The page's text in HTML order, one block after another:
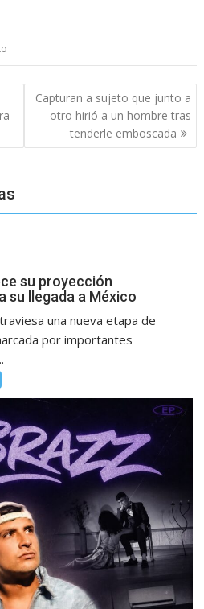
Capturan a sujeto que junto a
otro hirió a un hombre tras
tenderle emboscada
su proyección
su llegada a México
una nueva etapa de
por importantes